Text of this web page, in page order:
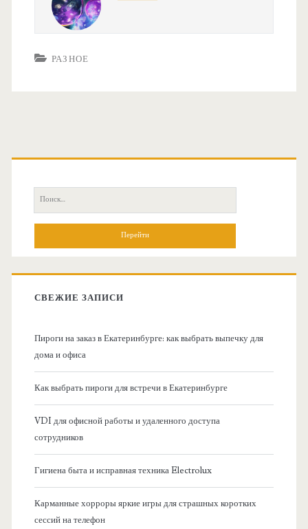
РАЗНОЕ
О
П
о
:
СВЕЖИЕ ЗАПИСИ
Пироги на заказ в Екатеринбурге: как выбрать выпечку для
дома и офиса
Как выбрать пироги для встречи в Екатеринбурге
VDI для офисной работы и удаленного доступа
сотрудников
Гигиена быта и исправная техника Electrolux
Карманные хорроры яркие игры для страшных коротких
сессий на телефон